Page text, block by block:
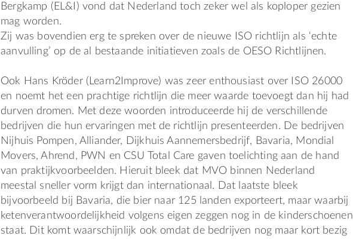
Bergkamp (EL&I) vond dat Nederland toch zeker wel als koploper gezien
mag worden.
Zij was bovendien erg te spreken over de nieuwe ISO richtlijn als ‘echte
aanvulling’ op de al bestaande initiatieven zoals de OESO Richtlijnen.
Ook Hans Kröder (Learn2Improve) was zeer enthousiast over ISO 26000
en noemt het een prachtige richtlijn die meer waarde toevoegt dan hij had
durven dromen. Met deze woorden introduceerde hij de verschillende
bedrijven die hun ervaringen met de richtlijn presenteerden. De bedrijven
Nijhuis Pompen, Alliander, Dijkhuis Aannemersbedrijf, Bavaria, Mondial
Movers, Ahrend, PWN en CSU Total Care gaven toelichting aan de hand
van praktijkvoorbeelden. Hieruit bleek dat MVO binnen Nederland
meestal sneller vorm krijgt dan internationaal. Dat laatste bleek
bijvoorbeeld bij Bavaria, die bier naar 125 landen exporteert, maar waarbij
ketenverantwoordelijkheid volgens eigen zeggen nog in de kinderschoenen
staat. Dit komt waarschijnlijk ook omdat de bedrijven nog maar kort bezig